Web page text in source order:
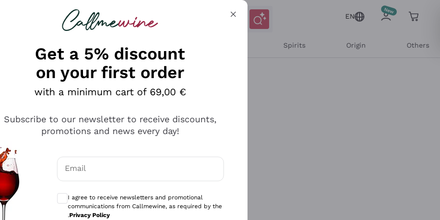
looking for
EN
Spirits Origin Others
Get a 5% discount
on your first order
with a minimum cart of 69,00 €
Subscribe to our newsletter to receive discounts,
promotions and news every day!
Email
I agree to receive newsletters and promotional
communications from Callmewine, as required by the
.Privacy Policy